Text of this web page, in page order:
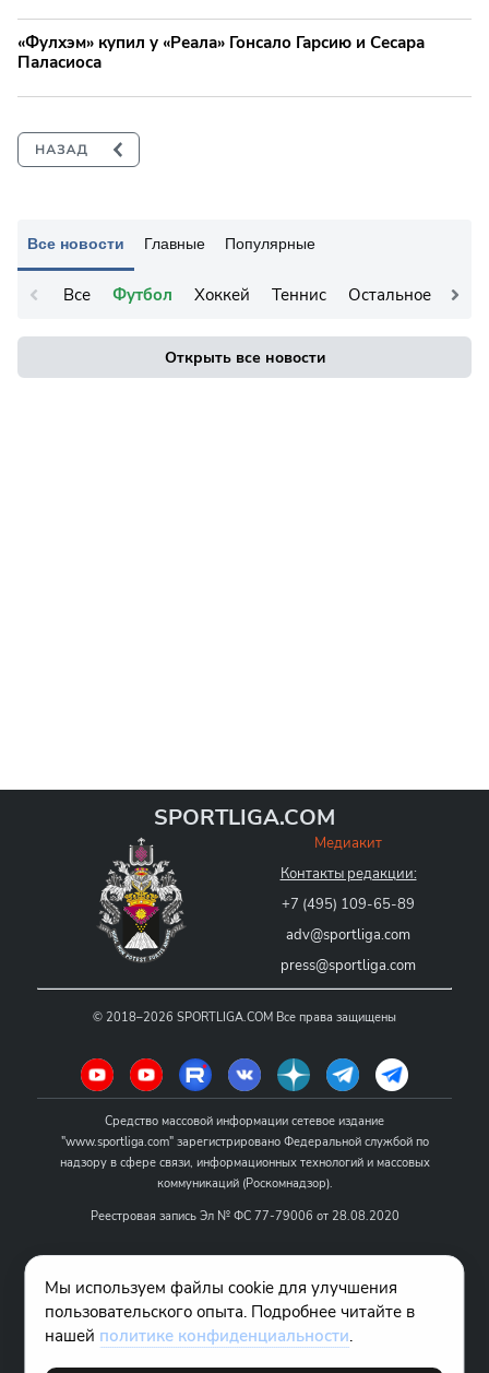
Все новости Главные Популярные
Все Футбол Хоккей Теннис Остальное
Открыть все новости
«Фулхэм» купил у «Реала» Гонсало Гарсию и Сесара
Паласиоса
SPORTLIGA.COM
Медиакит
Контакты редакции:
+7 (495) 109-65-89
adv@sportliga.com
press@sportliga.com
© 2018–2026 SPORTLIGA.COM Все права защищены
Средство массовой информации сетевое издание
"www.sportliga.com" зарегистрировано Федеральной службой по
надзору в сфере связи, информационных технологий и массовых
коммуникаций (Роскомнадзор).
Реестровая запись Эл № ФС 77-79006 от 28.08.2020
Название - www.sportliga.com
Учредитель СМИ сетевого издания "www.sportliga.com": ИП Чамин
О.Н.
Главный редактор СМИ сетевого издания "www.sportliga.com":
Хаимов Д.И.
Мы используем файлы cookie для улучшения
пользовательского опыта. Подробнее читайте в
нашей политике конфиденциальности.